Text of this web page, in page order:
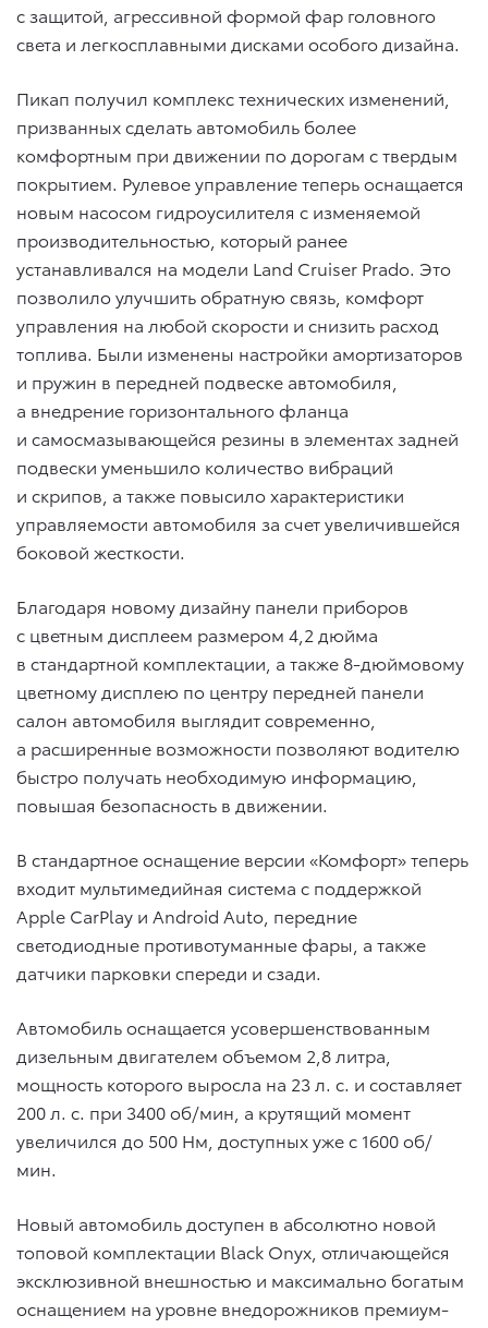
с защитой, агрессивной формой фар головного
света и легкосплавными дисками особого дизайна.
Пикап получил комплекс технических изменений,
призванных сделать автомобиль более
комфортным при движении по дорогам с твердым
покрытием. Рулевое управление теперь оснащается
новым насосом гидроусилителя с изменяемой
производительностью, который ранее
устанавливался на модели Land Cruiser Prado. Это
позволило улучшить обратную связь, комфорт
управления на любой скорости и снизить расход
топлива. Были изменены настройки амортизаторов
и пружин в передней подвеске автомобиля,
а внедрение горизонтального фланца
и самосмазывающейся резины в элементах задней
подвески уменьшило количество вибраций
и скрипов, а также повысило характеристики
управляемости автомобиля за счет увеличившейся
боковой жесткости.
Благодаря новому дизайну панели приборов
с цветным дисплеем размером 4,2 дюйма
в стандартной комплектации, а также 8-дюймовому
цветному дисплею по центру передней панели
салон автомобиля выглядит современно,
а расширенные возможности позволяют водителю
быстро получать необходимую информацию,
повышая безопасность в движении.
В стандартное оснащение версии «Комфорт» теперь
входит мультимедийная система с поддержкой
Apple CarPlay и Android Auto, передние
светодиодные противотуманные фары, а также
датчики парковки спереди и сзади.
Автомобиль оснащается усовершенствованным
дизельным двигателем объемом 2,8 литра,
мощность которого выросла на 23 л. с. и составляет
200 л. с. при 3400 об/мин, а крутящий момент
увеличился до 500 Нм, доступных уже с 1600 об/
мин.
Новый автомобиль доступен в абсолютно новой
топовой комплектации Black Onyx, отличающейся
эксклюзивной внешностью и максимально богатым
оснащением на уровне внедорожников премиум-